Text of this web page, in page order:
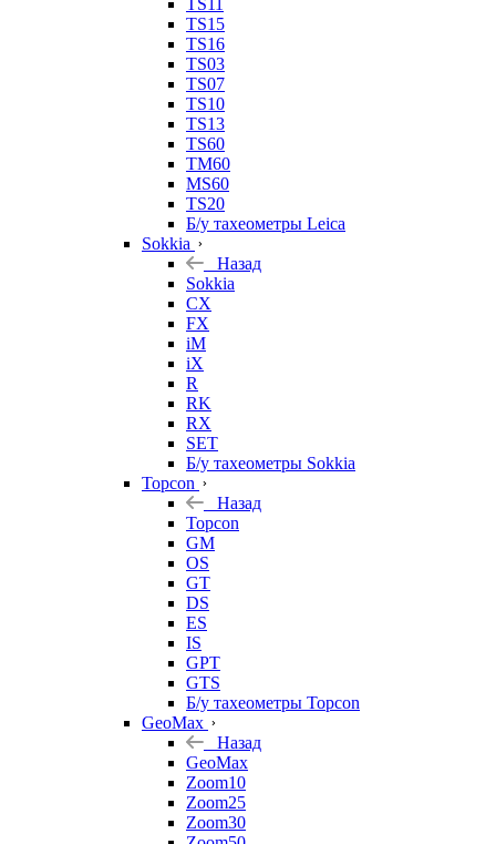
TS11
TS15
TS16
TS03
TS07
TS10
TS13
TS60
TM60
MS60
TS20
Б/у тахеометры Leica
Sokkia
Назад
Sokkia
CX
FX
iM
iX
R
RK
RX
SET
Б/у тахеометры Sokkia
Topcon
Назад
Topcon
GM
OS
GT
DS
ES
IS
GPT
GTS
Б/у тахеометры Topcon
GeoMax
Назад
GeoMax
Zoom10
Zoom25
Zoom30